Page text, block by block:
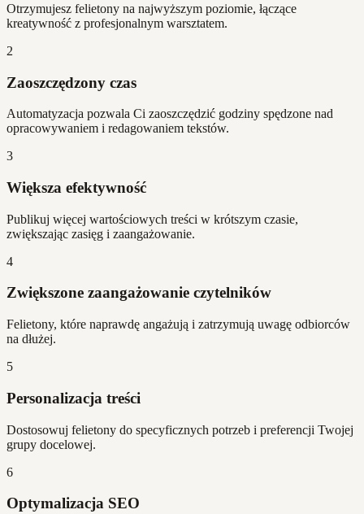
Otrzymujesz felietony na najwyższym poziomie, łączące
kreatywność z profesjonalnym warsztatem.
2
Zaoszczędzony czas
Automatyzacja pozwala Ci zaoszczędzić godziny spędzone nad
opracowywaniem i redagowaniem tekstów.
3
Większa efektywność
Publikuj więcej wartościowych treści w krótszym czasie,
zwiększając zasięg i zaangażowanie.
4
Zwiększone zaangażowanie czytelników
Felietony, które naprawdę angażują i zatrzymują uwagę odbiorców
na dłużej.
5
Personalizacja treści
Dostosowuj felietony do specyficznych potrzeb i preferencji Twojej
grupy docelowej.
6
Optymalizacja SEO